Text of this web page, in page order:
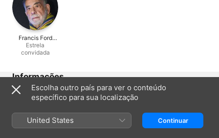
Francis Ford
Coppola
Estrela
convidada
Informações
Lançamento
Duração
31min
Escolha outro país para ver o conteúdo
específico para sua localização
United States Continuar